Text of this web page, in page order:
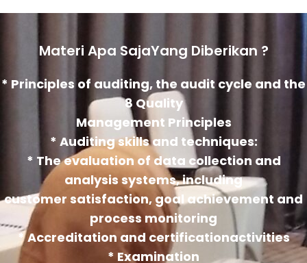
Materi Apa SajaYang Diberikan ?
* Principles of auditing, the audit cycle and the
8 Quality
Management Principles
* Auditing skills and techniques:
* The evaluation of data collection and
analysis systems, including
customer satisfaction, goal achievement and
process monitoring
* Accreditation and certificationactivities
* Examination